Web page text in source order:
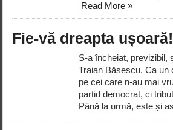
Read More »
Fie-vă dreapta ușoară!
S-a încheiat, previzibil,
Traian Băsescu. Ca un
pe cei care n-au mai
partid democrat, ci
Până la urmă, este și